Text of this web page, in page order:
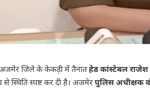
जिले के केकड़ी में तैनातहेड कांस्टेबल राजेश
स्थिति स्पष्ट कर दी है। अजमेरपुलिस अधीक्षक